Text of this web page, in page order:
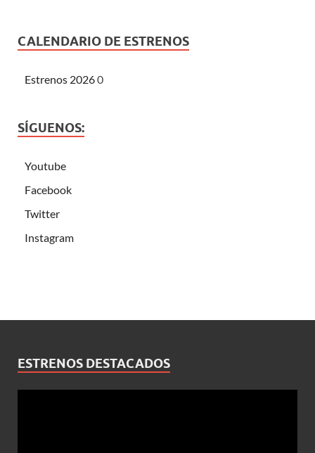
CALENDARIO DE ESTRENOS
Estrenos 20260
SÍGUENOS:
Youtube
Facebook
Twitter
Instagram
ESTRENOS DESTACADOS